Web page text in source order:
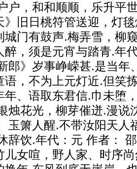
户，和和顺顺，乐升平
》旧日桃符管送迎，灯
城门有鼓声.梅弄雪，柳
醉，须是元宵与踏青.年
郎》岁事峥嵘甚.是当
语，不为上元灯近.但笑
年、语取东君信.巾未堕
烛花光，柳芽催迸.漫说
玉箫人醒.不带汝阳天人
辞饮.年代：元 作者：
儿女喧，野人家、时序